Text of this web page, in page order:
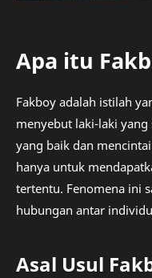
Apa itu
Fakboy adalah istilah
menyebut laki-laki
yang baik dan
hanya untuk
tertentu. Fenomena ini
hubungan antar
Asal Usul